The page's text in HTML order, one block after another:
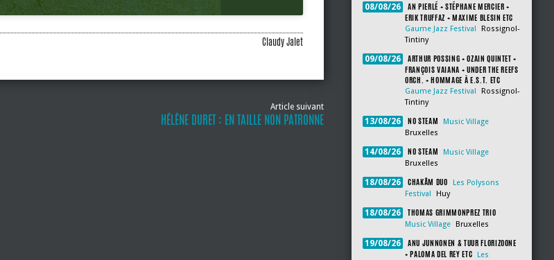
Claudy Jalet
Article suivant
HÉLÈNE DURET : EN TAILLE NON PATRONNE
08/08/26
AN PIERLÉ + STÉPHANE MERCIER +
ERIK TRUFFAZ + MAXIME BLESIN ETC
Gaume Jazz Festival
Rossignol-
Tintiny
09/08/26
ARTHUR POSSING + OZAIN QUINTET +
FRANÇOIS VAIANA + UNDER THE REEFS
ORCH. + HOMMAGE À E.S.T. ETC
Gaume Jazz Festival
Rossignol-
Tintiny
13/08/26 NO STEAM
Music Village
Bruxelles
14/08/26 NO STEAM
Music Village
Bruxelles
18/08/26 CHAKÂM DUO
Les Polysons
Festival
Huy
18/08/26 THOMAS GRIMMONPREZ TRIO
Music Village Bruxelles
19/08/26
ANU JUNNONEN & TUUR FLORIZOONE
+ PALOMA DEL REY ETC
Les